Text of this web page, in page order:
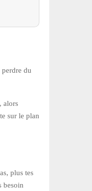
du
alors
sur le plan
plus tes
besoin